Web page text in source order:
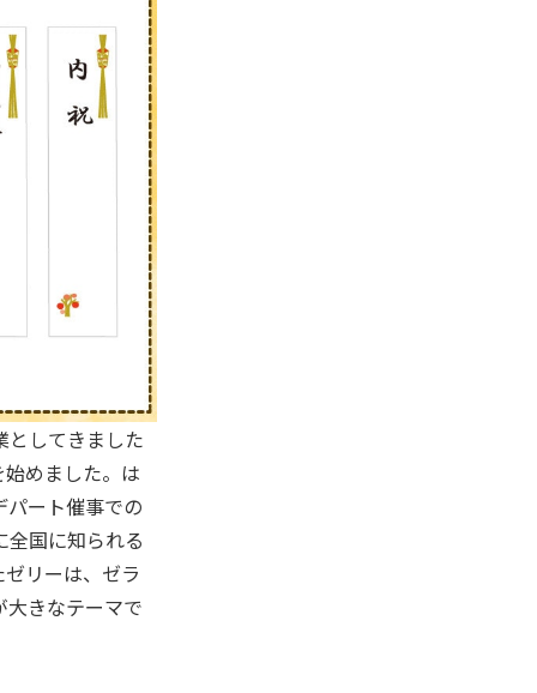
としてきました
めました。は
ート催事での
国に知られる
リーは、ゼラ
きなテーマで